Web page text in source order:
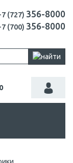
(727) 356-8000
(700) 356-8000
0